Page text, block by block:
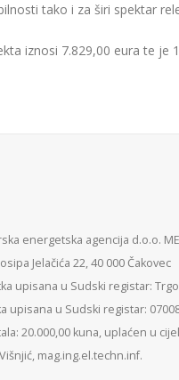
tako i za širi spektar
iznosi 7.829,00 eura te je
energetska agencija d.o.o.
Jelačića 22, 40 000 Čakovec
upisana u Sudski registar:
upisana u Sudski registar:
20.000,00 kuna, uplaćen u
mag.ing.el.techn.inf.